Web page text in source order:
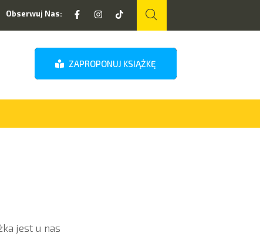
Obserwuj Nas:
ZAPROPONUJ KSIĄŻKĘ
jest u nas